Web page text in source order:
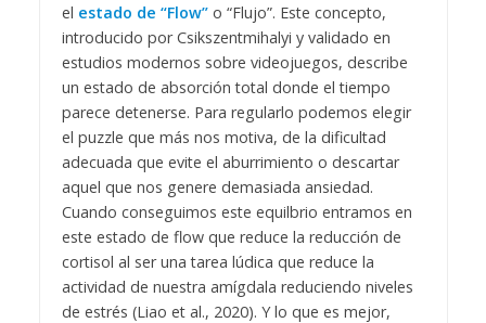
el estado de “Flow”o “Flujo”. Este concepto,
introducido por Csikszentmihalyi y validado en
estudios modernos sobre videojuegos, describe
un estado de absorción total donde el tiempo
parece detenerse. Para regularlo podemos elegir
el puzzle que más nos motiva, de la dificultad
adecuada que evite el aburrimiento o descartar
aquel que nos genere demasiada ansiedad.
Cuando conseguimos este equilbrio entramos en
este estado de flow que reduce la reducción de
cortisol al ser una tarea lúdica que reduce la
actividad de nuestra amígdala reduciendo niveles
de estrés (Liao et al., 2020). Y lo que es mejor,